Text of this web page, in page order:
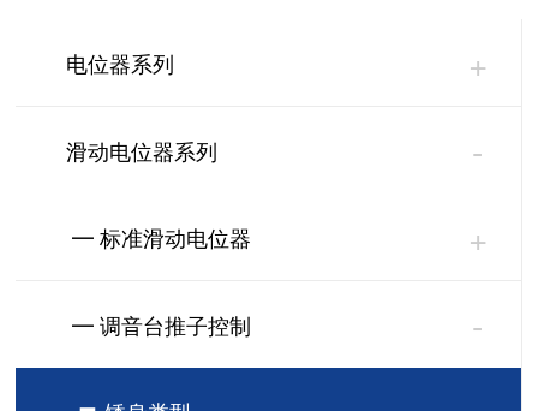
电位器系列 +
滑动电位器系列 -
━ 标准滑动电位器 +
━ 调音台推子控制 -